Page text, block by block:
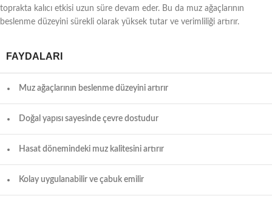
toprakta kalıcı etkisi uzun süre devam eder. Bu da muz ağaçlarının
beslenme düzeyini sürekli olarak yüksek tutar ve verimliliği artırır.
FAYDALARI
Muz ağaçlarının beslenme düzeyini artırır
Doğal yapısı sayesinde çevre dostudur
Hasat dönemindeki muz kalitesini artırır
Kolay uygulanabilir ve çabuk emilir